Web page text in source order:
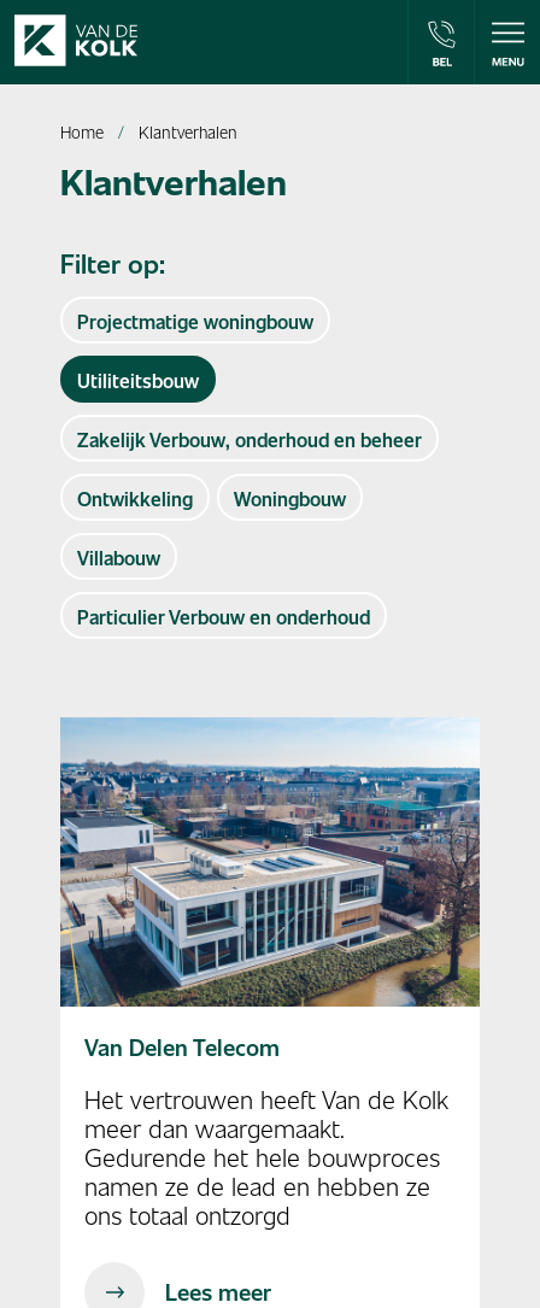
Home Klantverhalen
Klantverhalen
Filter op:
Projectmatige woningbouw
Utiliteitsbouw
Zakelijk Verbouw, onderhoud en beheer
Ontwikkeling Woningbouw
Villabouw
Particulier Verbouw en onderhoud
Van Delen Telecom
Het vertrouwen heeft Van de Kolk
meer dan waargemaakt.
Gedurende het hele bouwproces
namen ze de lead en hebben ze
ons totaal ontzorgd
Lees meer